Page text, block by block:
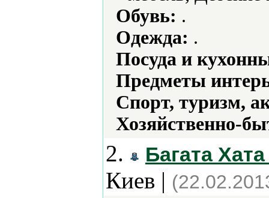
Обувь: .
Одежда: .
Посуда и
Предметы
Спорт, туризм,
Хозяйственно-
2. Багата
Киев |